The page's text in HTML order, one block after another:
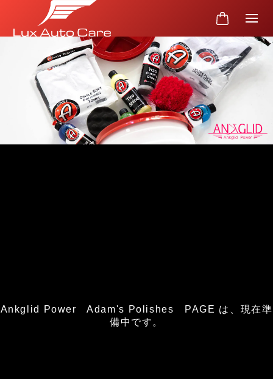
Ankglid Power Adam's Polishes PAGE は、現在準
備中です。